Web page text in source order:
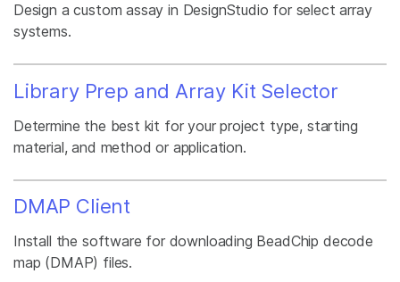
Design a custom assay in DesignStudio for select array
systems.
Library Prep and Array Kit Selector
Determine the best kit for your project type, starting
material, and method or application.
DMAP Client
Install the software for downloading BeadChip decode
map (DMAP) files.